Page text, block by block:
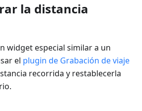
la distancia
widget especial similar a un
el plugin de Grabación de viaje
recorrida y restablecerla